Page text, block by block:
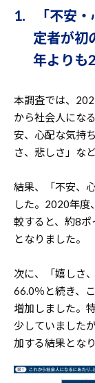
1. 「不安・
定者が初
年よりも
本調査では、
から社会人にな
安、心配な気持
さ、悲しさ」な
結果、「不安、
した。2020年度
較すると、約8
となりました。
次に、「嬉しさ
66.0％と続き、
増加しました。
少していました
加する結果とな